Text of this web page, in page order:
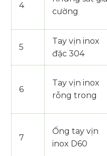
4
cường
5
Tay vịn inox
đặc 304
6
Tay vịn inox
rỗng trong
7
Ống tay vịn
inox D60